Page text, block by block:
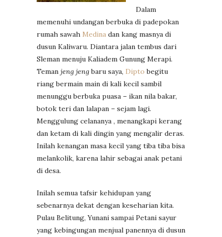
Dalam
memenuhi undangan berbuka di padepokan
rumah sawah Medina dan kang masnya di
dusun Kaliwaru. Diantara jalan tembus dari
Sleman menuju Kaliadem Gunung Merapi.
Teman jeng jengbaru saya, Diptobegitu
riang bermain main di kali kecil sambil
menunggu berbuka puasa – ikan nila bakar,
botok teri dan lalapan – sejam lagi.
Menggulung celananya , menangkapi kerang
dan ketam di kali dingin yang mengalir deras.
Inilah kenangan masa kecil yang tiba tiba bisa
melankolik, karena lahir sebagai anak petani
di desa.
Inilah semua tafsir kehidupan yang
sebenarnya dekat dengan keseharian kita.
Pulau Belitung, Yunani sampai Petani sayur
yang kebingungan menjual panennya di dusun